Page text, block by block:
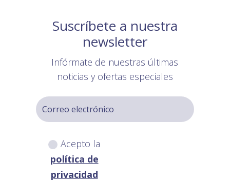
Suscríbete a nuestra
newsletter
Infórmate de nuestras últimas
noticias y ofertas especiales
Acepto la
política de
privacidad